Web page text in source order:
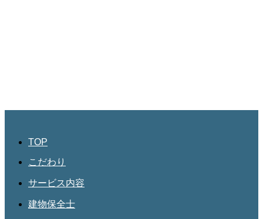
TOP
こだわり
サービス内容
建物保全士